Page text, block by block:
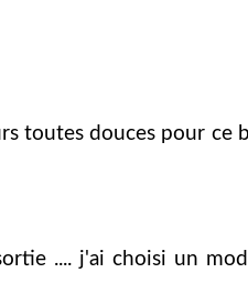
toutes douces pour ce
.... j'ai choisi un